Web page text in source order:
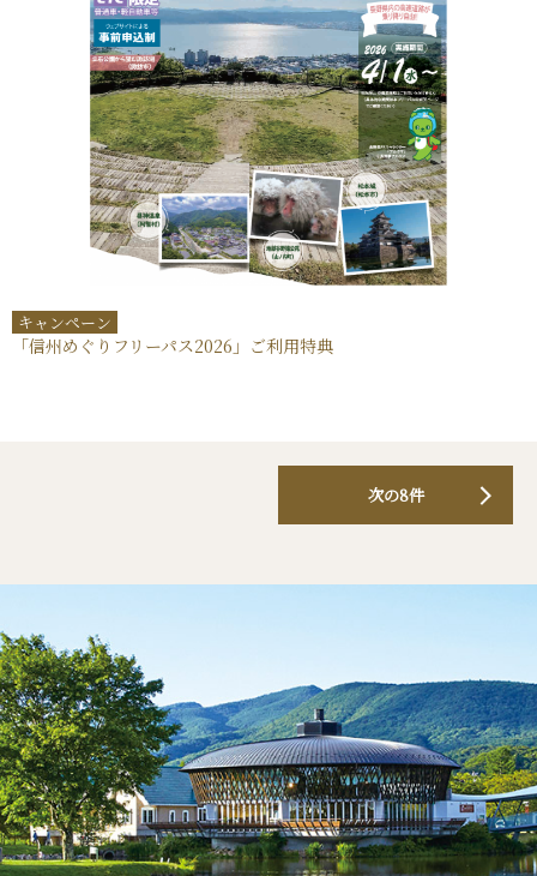
キャンペーン
「信州めぐりフリーパス2026」ご利用特典
次の8件